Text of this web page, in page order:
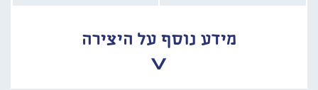
מידע נוסף על היצירה